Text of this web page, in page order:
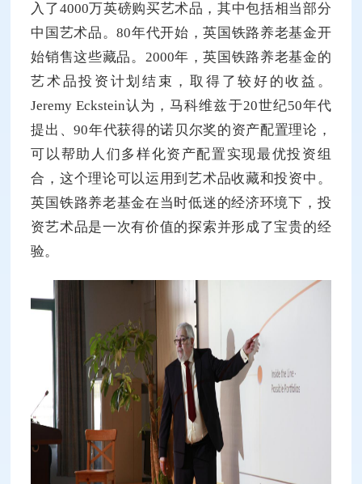
入了4000万英磅购买艺术品，其中包括相当部分
中国艺术品。80年代开始，英国铁路养老基金开
始销售这些藏品。2000年，英国铁路养老基金的
艺术品投资计划结束，取得了较好的收益。
Jeremy Eckstein认为，马科维兹于20世纪50年代
提出、90年代获得的诺贝尔奖的资产配置理论，
可以帮助人们多样化资产配置实现最优投资组
合，这个理论可以运用到艺术品收藏和投资中。
英国铁路养老基金在当时低迷的经济环境下，投
资艺术品是一次有价值的探索并形成了宝贵的经
验。